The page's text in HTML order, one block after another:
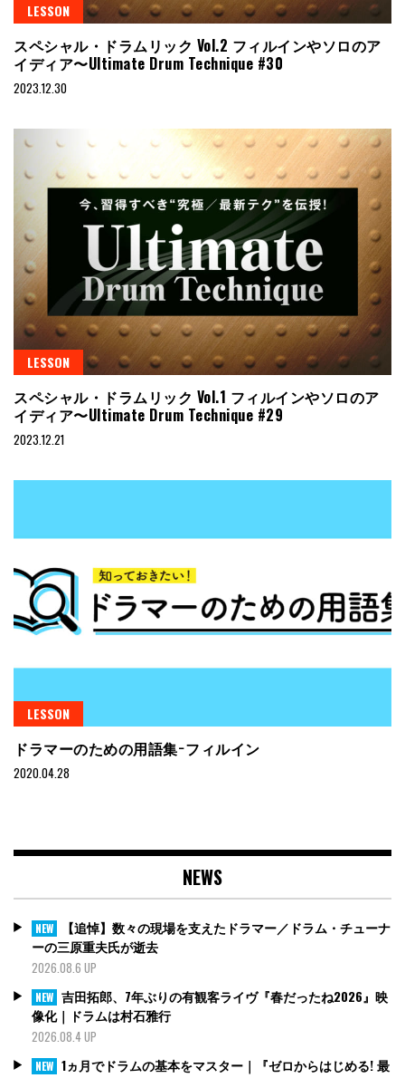
LESSON
スペシャル・ドラムリック Vol.2 フィルインやソロのア
イディア〜Ultimate Drum Technique #30
2023.12.30
LESSON
スペシャル・ドラムリック Vol.1 フィルインやソロのア
イディア〜Ultimate Drum Technique #29
2023.12.21
LESSON
ドラマーのための用語集−フィルイン
2020.04.28
NEWS
NEW
【追悼】数々の現場を支えたドラマー／ドラム・チューナ
ーの三原重夫氏が逝去
2026.08.6 UP
NEW 吉田拓郎、7年ぶりの有観客ライヴ『春だったね2026』映
像化｜ドラムは村石雅行
2026.08.4 UP
NEW 1ヵ月でドラムの基本をマスター｜『ゼロからはじめる! 最